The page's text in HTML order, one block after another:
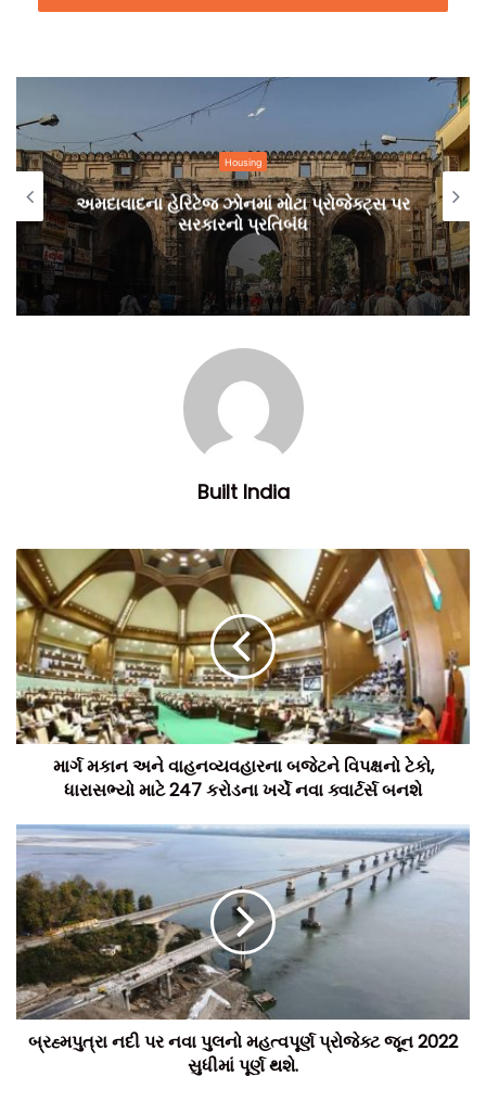
Housing
અમદાવાદના હેરિટેજ ઝોનમાં મોટા પ્રોજેક્ટ્સ પર
સરકારનો પ્રતિબંધ
Built India
માર્ગ મકાન અને વાહનવ્યવહારના બજેટને વિપક્ષનો ટેકો,
ધારાસભ્યો માટે 247 કરોડના ખર્ચે નવા ક્વાર્ટર્સ બનશે
બ્રહ્મપુત્રા નદી પર નવા પુલનો મહત્વપૂર્ણ પ્રોજેક્ટ જૂન 2022
સુધીમાં પૂર્ણ થશે.